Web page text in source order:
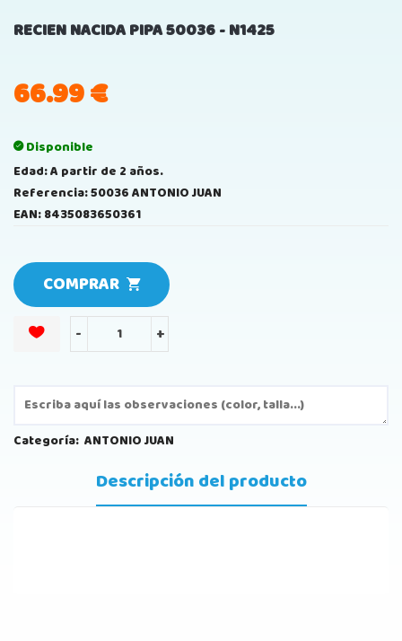
RECIEN NACIDA PIPA 50036 - N1425
66.99€
Disponible
Edad: A partir de 2 años.
Referencia: 50036 ANTONIO JUAN
EAN: 8435083650361
COMPRAR
- +
Categoría: ANTONIO JUAN
Descripción del producto